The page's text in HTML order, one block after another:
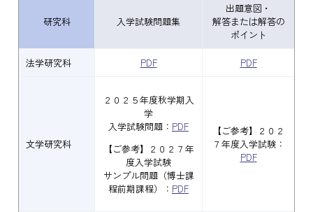
研究科 入学試験問題集
出題意図・
解答または解答の
ポイント
法学研究科 PDF PDF
文学研究科
２０２５年度秋学期入
学
入学試験問題： PDF
【ご参考】２０２７年
度入学試験
サンプル問題（博士課
程前期課程）： PDF
【ご参考】２０２
７年度入学試験：
PDF